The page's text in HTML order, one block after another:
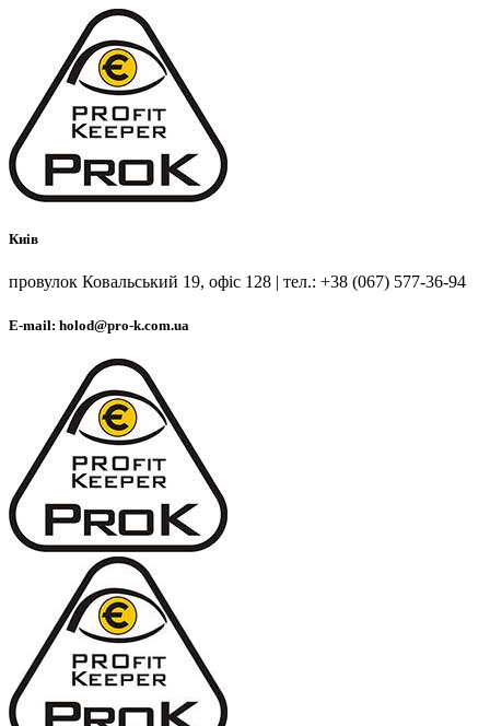
Киів
провулок Ковальський 19, офіс 128 | тел.: +38 (067) 577-36-94
E-mail: holod@pro-k.com.ua